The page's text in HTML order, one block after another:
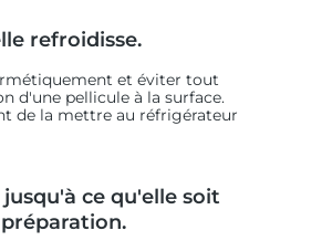
refroidisse.
et éviter tout
d'une pellicule à la surface.
de la mettre au réfrigérateur
ce qu'elle soit